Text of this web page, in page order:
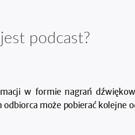
jest podcast?
w formie nagrań
może pobierać kolejne